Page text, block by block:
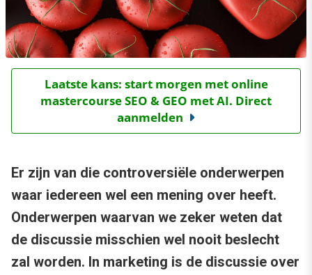
Laatste kans: start morgen met online
mastercourse SEO & GEO met AI. Direct
aanmelden
Er zijn van die controversiële onderwerpen
waar iedereen wel een mening over heeft.
Onderwerpen waarvan we zeker weten dat
de discussie misschien wel nooit beslecht
zal worden. In marketing is de discussie over